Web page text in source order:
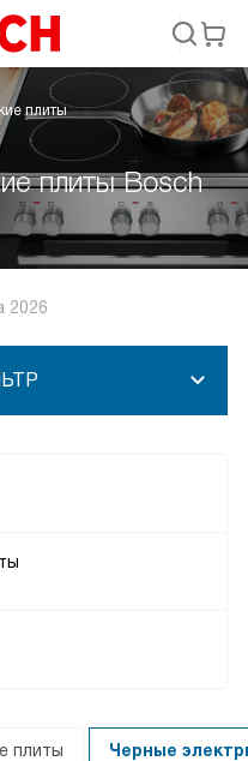
плиты
плиты Bosch
2026
плиты Черные